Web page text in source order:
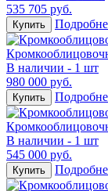
535 705 руб.
Купить
В наличии - 1 шт
980 000 руб.
Купить
В наличии - 1 шт
545 000 руб.
Купить